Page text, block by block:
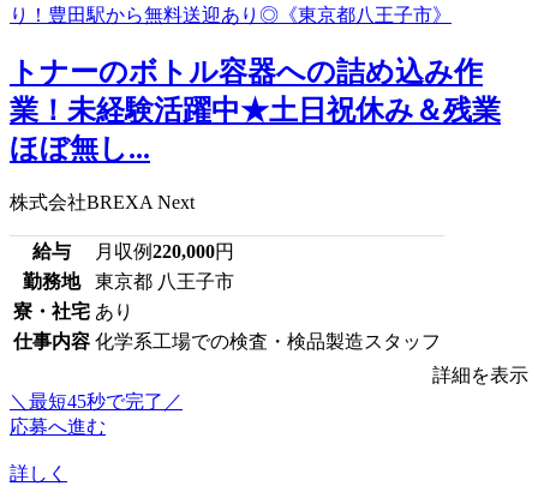
トナーのボトル容器への詰め込み作
業！未経験活躍中★土日祝休み＆残業
ほぼ無し...
株式会社BREXA Next
給与 月収例220,000円
勤務地
東京都 八王子市
寮・社宅 あり
仕事内容 化学系工場での検査・検品製造スタッフ
詳細を表示
＼最短45秒で完了／
応募へ進む
詳しく